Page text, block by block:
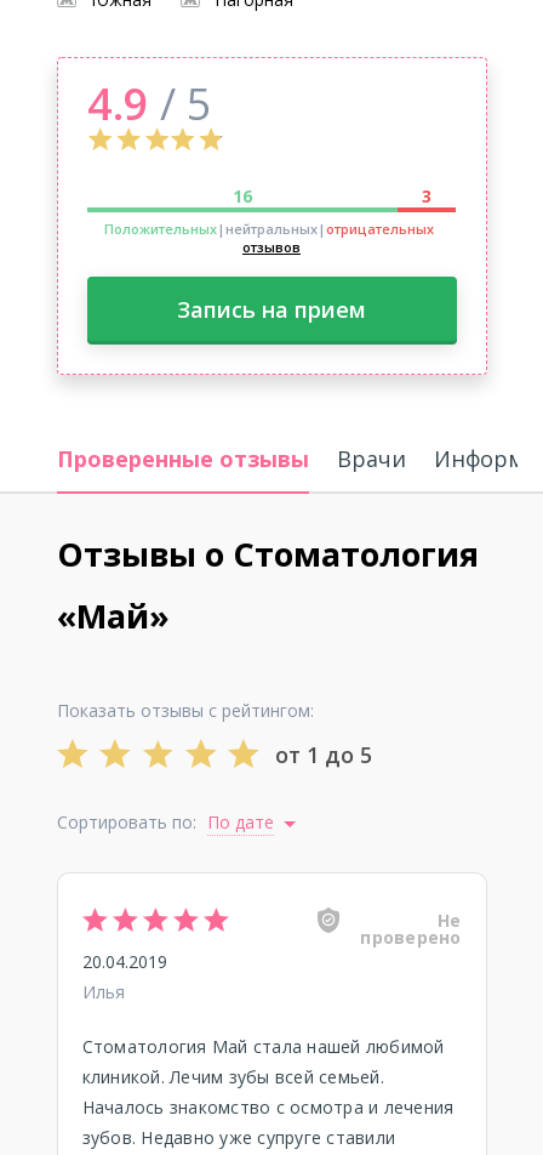
4.9 / 5
16 3
Положительных|нейтральных| отрицательных
отзывов
Запись на прием
Проверенные отзывы Врачи
Отзывы о Стоматология
«Май»
Показать отзывы с рейтингом:
от 1 до 5
Сортировать по: По дате
Не
проверено
20.04.2019
Илья
Стоматология Май стала нашей любимой
клиникой. Лечим зубы всей семьей.
Началось знакомство с осмотра и лечения
зубов. Недавно уже супруге ставили